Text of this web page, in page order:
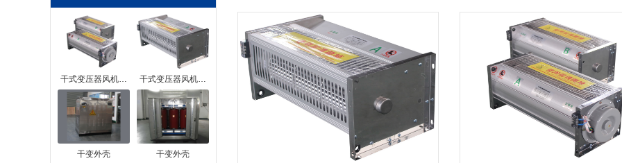
干式变压器风机… 干式变压器风机…
干变外壳 干变外壳